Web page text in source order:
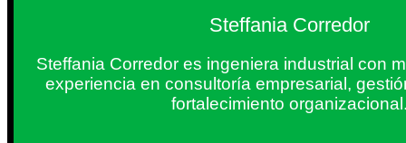
Steffania Corredor
Steffania Corredor es ingeniera industrial con
experiencia en consultoría empresarial,
fortalecimiento